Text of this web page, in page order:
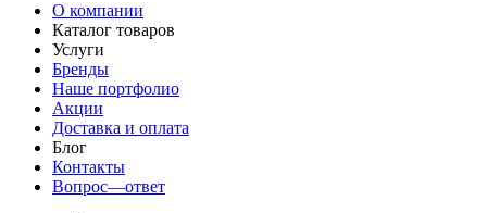
О компании
Каталог товаров
Услуги
Бренды
Наше портфолио
Акции
Доставка и оплата
Блог
Контакты
Вопрос—ответ